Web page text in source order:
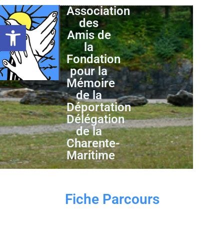
Ouvrir la barre d’outils
Association
des
Amis de
la
Fondation
pour la
Mémoire
de la
Déportation
Délégation
de la
Charente-
Maritime
Fiche Parcours